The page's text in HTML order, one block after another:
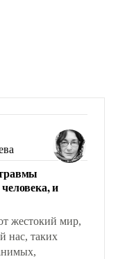
и
жестокий мир,
нас, таких